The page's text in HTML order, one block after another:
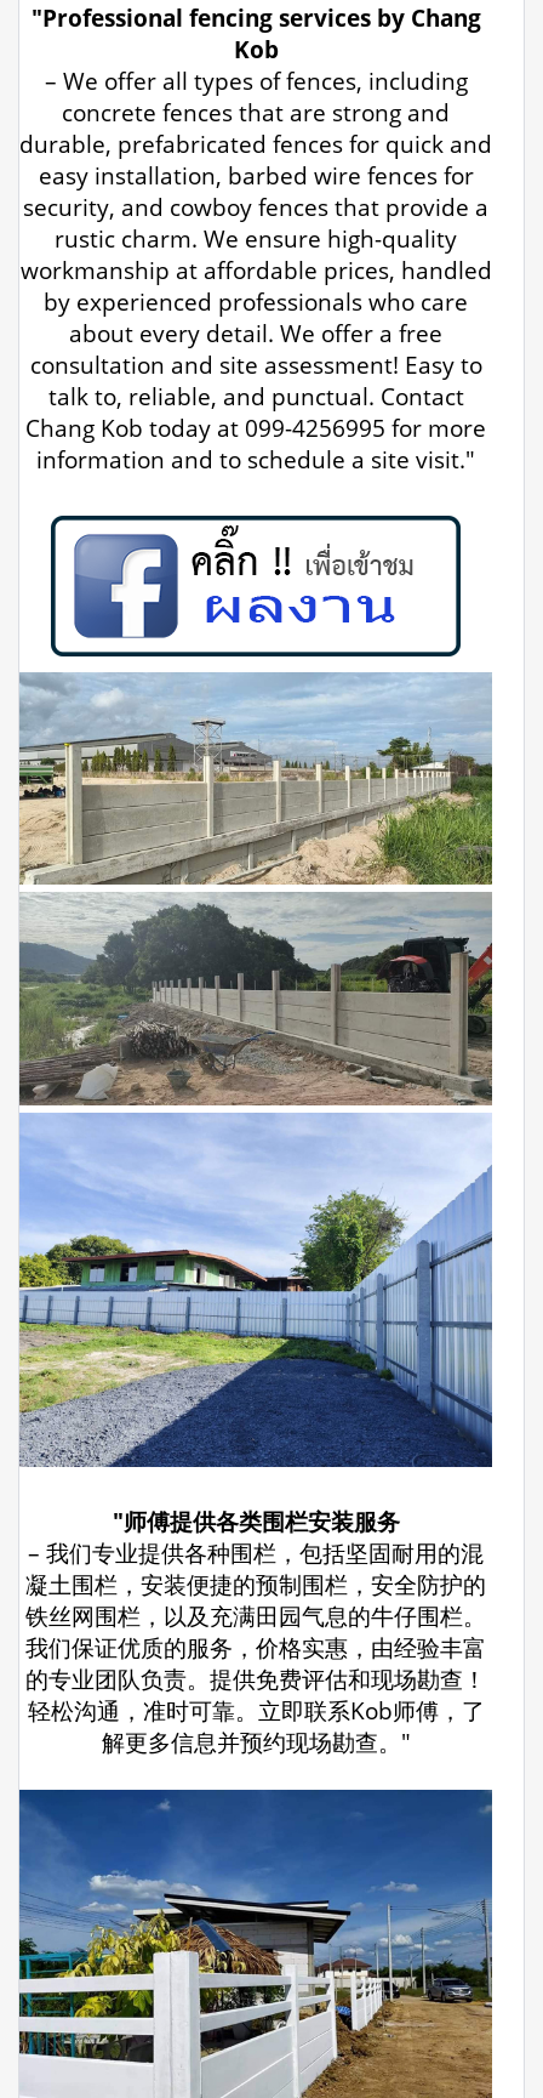
"Professional fencing services by Chang
Kob
– We offer all types of fences, including
concrete fences that are strong and
durable, prefabricated fences for quick and
easy installation, barbed wire fences for
security, and cowboy fences that provide a
rustic charm. We ensure high-quality
workmanship at affordable prices, handled
by experienced professionals who care
about every detail. We offer a free
consultation and site assessment! Easy to
talk to, reliable, and punctual. Contact
Chang Kob today at 099-4256995 for more
information and to schedule a site visit."
"师傅提供各类围栏安装服务
– 我们专业提供各种围栏，包括坚固耐用的混
凝土围栏，安装便捷的预制围栏，安全防护的
铁丝网围栏，以及充满田园气息的牛仔围栏。
我们保证优质的服务，价格实惠，由经验丰富
的专业团队负责。提供免费评估和现场勘查！
轻松沟通，准时可靠。立即联系Kob师傅，了
解更多信息并预约现场勘查。"